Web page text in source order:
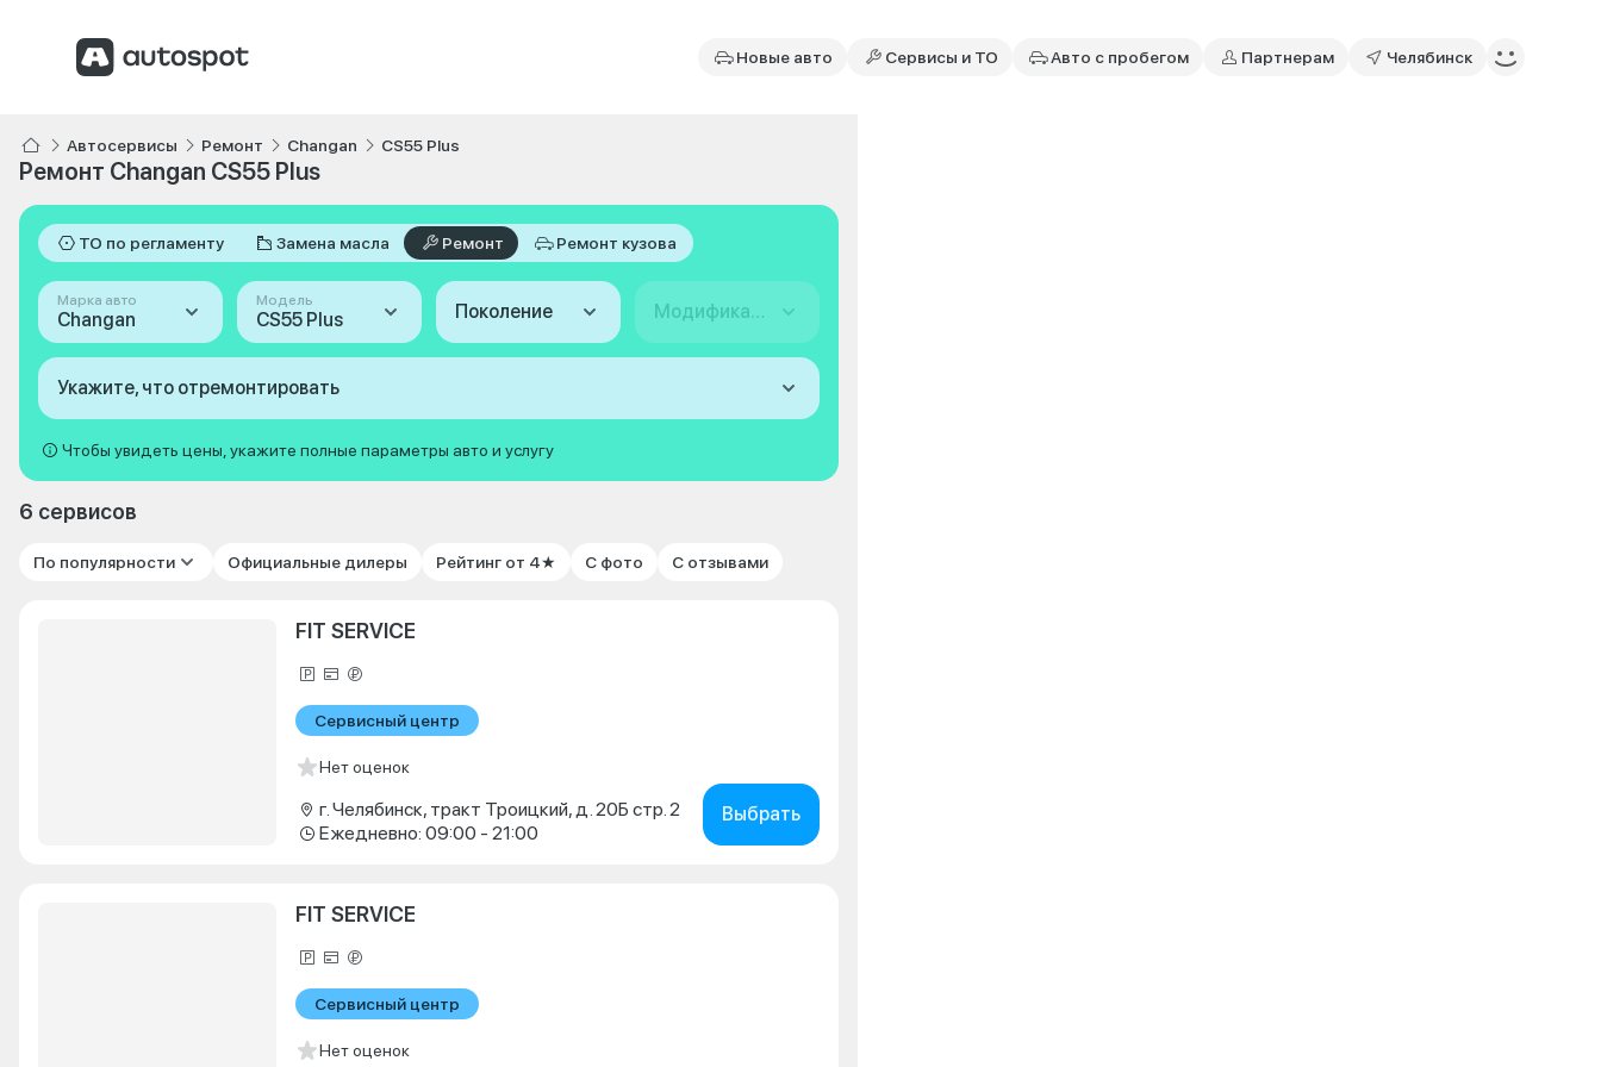
Новые авто Сервисы и ТО Авто с пробегом Партнерам Челябинск
Автосервисы Ремонт Changan CS55 Plus
Ремонт Changan CS55 Plus
ТО по регламенту Замена масла Ремонт Ремонт кузова
Марка авто
Changan
Модель
CS55 Plus Поколение Модификация
Укажите, что отремонтировать
Чтобы увидеть цены, укажите полные параметры авто и услугу
6 сервисов
По популярности Официальные дилеры Рейтинг от 4★ С фото С отзывами
FIT SERVICE
Сервисный центр
Нет оценок
г. Челябинск, тракт Троицкий, д. 20Б стр. 2
Ежедневно: 09:00 - 21:00
Выбрать
FIT SERVICE
Сервисный центр
Нет оценок